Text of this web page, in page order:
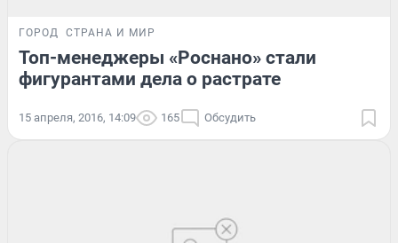
ГОРОД СТРАНА И МИР
Топ-менеджеры «Роснано» стали
фигурантами дела о растрате
15 апреля, 2016, 14:09 165 Обсудить